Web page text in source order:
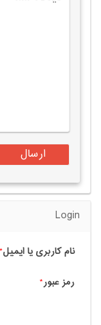
Login
نام کاربری یا ایمیل*
رمز عبور*